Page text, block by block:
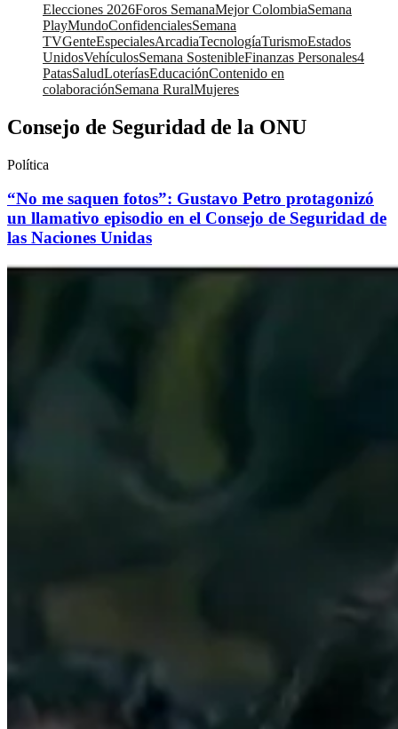
Elecciones 2026Foros SemanaMejor ColombiaSemana
PlayMundoConfidencialesSemana
TVGenteEspecialesArcadiaTecnologíaTurismoEstados
UnidosVehículosSemana SostenibleFinanzas Personales4
PatasSaludLoteríasEducaciónContenido en
colaboraciónSemana RuralMujeres
Consejo de Seguridad de la ONU
Política
“No me saquen fotos”: Gustavo Petro protagonizó
un llamativo episodio en el Consejo de Seguridad de
las Naciones Unidas